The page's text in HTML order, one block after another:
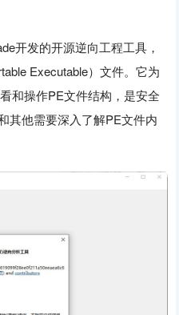
开发的开源逆向工程工具，
Executable）文件。它为
和操作PE文件结构，是安全
其他需要深入了解PE文件内